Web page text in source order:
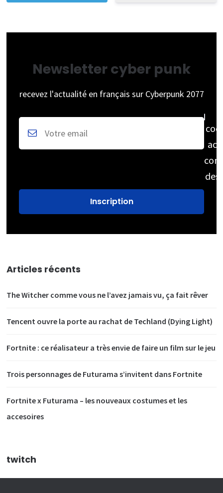
Newsletter cyber punk
recevez l'actualité en français sur Cyberpunk 2077
des
Articles récents
The Witcher comme vous ne l’avez jamais vu, ça fait rêver
Tencent ouvre la porte au rachat de Techland (Dying Light)
Fortnite : ce réalisateur a très envie de faire un film sur le jeu
Trois personnages de Futurama s’invitent dans Fortnite
Fortnite x Futurama – les nouveaux costumes et les
accesoires
twitch